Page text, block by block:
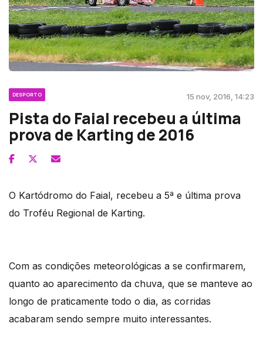
DESPORTO 15 nov, 2016, 14:23
Pista do Faial recebeu a última
prova de Karting de 2016
O Kartódromo do Faial, recebeu a 5ª e última prova
do Troféu Regional de Karting.
Com as condições meteorológicas a se confirmarem,
quanto ao aparecimento da chuva, que se manteve ao
longo de praticamente todo o dia, as corridas
acabaram sendo sempre muito interessantes.